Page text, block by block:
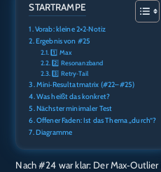
RSS FEED
STARTRAMPE
Vorab: kleine 2×2‑Notiz
Ergebnis von #25
1️⃣ Max
2️⃣ Resonanzband
3️⃣ Retry‑Tail
Mini‑Resultatmatrix (#22–#25)
Was heißt das konkret?
Nächster minimaler Test
Offener Faden: Ist das Thema „durch“?
Diagramme
Nach #24 war klar: Der